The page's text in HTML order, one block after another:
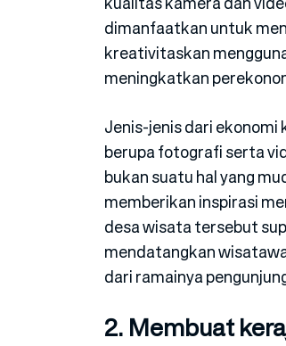
dimanfaatkan untuk
kreativitaskan
meningkatkan
Jenis-jenis dari ekonomi
berupa fotografi serta
bukan suatu hal yang
memberikan inspirasi
desa wisata tersebut
mendatangkan
dari ramainya
2. Membuat